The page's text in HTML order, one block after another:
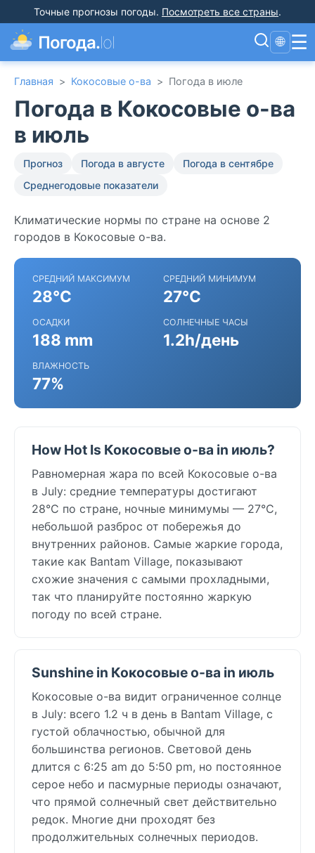
Точные прогнозы погоды. Посмотреть все страны.
Погода.lol 🌐 ☰
Главная > Кокосовые о-ва > Погода в июле
Погода в Кокосовые о-ва
в июль
Прогноз Погода в августе
Погода в сентябре
Среднегодовые показатели
Климатические нормы по стране на основе 2
городов в Кокосовые о-ва.
СРЕДНИЙ МАКСИМУМ
28°C
СРЕДНИЙ МИНИМУМ
27°C
ОСАДКИ
188 mm
СОЛНЕЧНЫЕ ЧАСЫ
1.2h/день
ВЛАЖНОСТЬ
77%
How Hot Is Кокосовые о-ва in июль?
Равномерная жара по всей Кокосовые о-ва
в July: средние температуры достигают
28°C по стране, ночные минимумы — 27°C,
небольшой разброс от побережья до
внутренних районов. Самые жаркие города,
такие как Bantam Village, показывают
схожие значения с самыми прохладными,
так что планируйте постоянно жаркую
погоду по всей стране.
Sunshine in Кокосовые о-ва in июль
Кокосовые о-ва видит ограниченное солнце
в July: всего 1.2 ч в день в Bantam Village, с
густой облачностью, обычной для
большинства регионов. Световой день
длится с 6:25 am до 5:50 pm, но постоянное
серое небо и пасмурные периоды означают,
что прямой солнечный свет действительно
редок. Многие дни проходят без
продолжительных солнечных периодов.